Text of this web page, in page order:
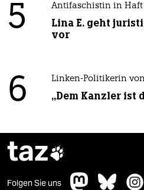
5 Antifaschistin in Haft
Lina E. geht
vor
6 Linken-Politikerin
„Dem Kanzler ist
taz
Folgen Sie uns